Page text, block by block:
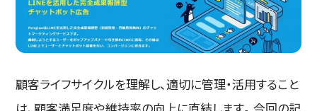
顧客ライフサイクルを理解し、適切に管理・活用すること